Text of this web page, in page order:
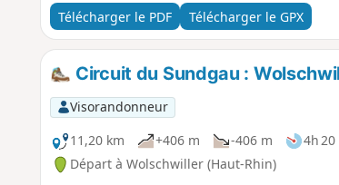
Télécharger le PDF Télécharger le GPX
Circuit du Sundgau :
Visorandonneur
11,20 km
+406 m -406 m 4h 20
Départ à Wolschwiller (Haut-Rhin)